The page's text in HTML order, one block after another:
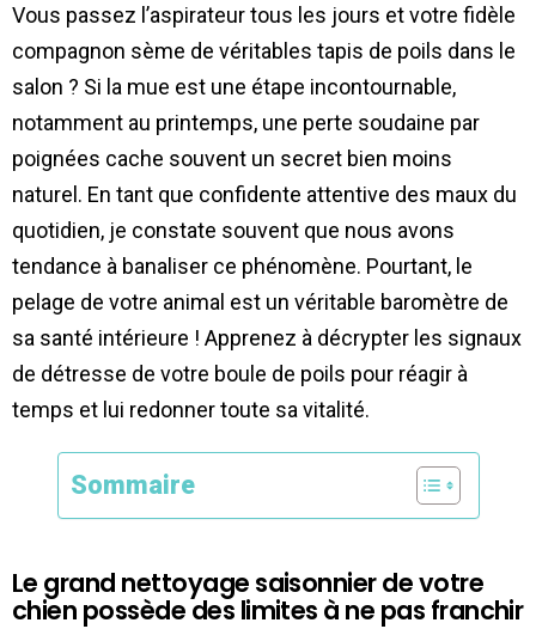
Vous passez l’aspirateur tous les jours et votre fidèle
compagnon sème de véritables tapis de poils dans le
salon ? Si la mue est une étape incontournable,
notamment au printemps, une perte soudaine par
poignées cache souvent un secret bien moins
naturel. En tant que confidente attentive des maux du
quotidien, je constate souvent que nous avons
tendance à banaliser ce phénomène. Pourtant, le
pelage de votre animal est un véritable baromètre de
sa santé intérieure ! Apprenez à décrypter les signaux
de détresse de votre boule de poils pour réagir à
temps et lui redonner toute sa vitalité.
Sommaire
Le grand nettoyage saisonnier de votre
chien possède des limites à ne pas franchir